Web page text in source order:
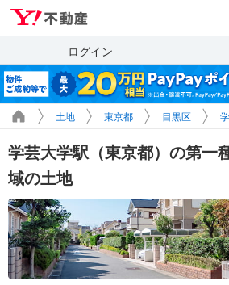
ログイン
土地 東京都 目黒区
学芸大学駅（東京都）の第一
域の土地